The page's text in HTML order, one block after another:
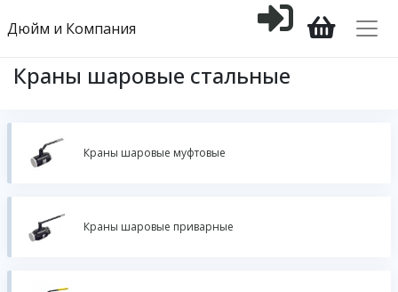
Дюйм и Компания
Краны шаровые стальные
Краны шаровые муфтовые
Краны шаровые приварные